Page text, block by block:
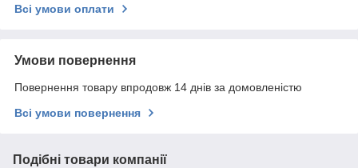
Всі умови оплати
Умови повернення
Повернення товару впродовж 14 днів за домовленістю
Всі умови повернення
Подібні товари компанії